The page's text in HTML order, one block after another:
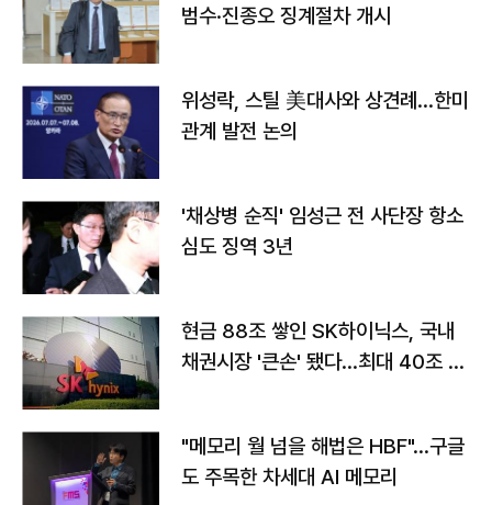
범수·진종오 징계절차 개시
위성락, 스틸 美대사와 상견례…한미
관계 발전 논의
'채상병 순직' 임성근 전 사단장 항소
심도 징역 3년
현금 88조 쌓인 SK하이닉스, 국내
채권시장 '큰손' 됐다…최대 40조 투
"메모리 월 넘을 해법은 HBF"…구글
도 주목한 차세대 AI 메모리